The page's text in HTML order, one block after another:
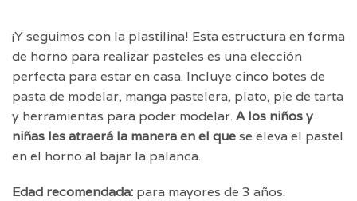
¡Y seguimos con la plastilina! Esta estructura en forma
de horno para realizar pasteles es una elección
perfecta para estar en casa. Incluye cinco botes de
pasta de modelar, manga pastelera, plato, pie de tarta
y herramientas para poder modelar.A los niños y
niñas lesatraerá la manera en el quese eleva el pastel
en el horno al bajar la palanca.
Edad recomendada: para mayores de 3 años.